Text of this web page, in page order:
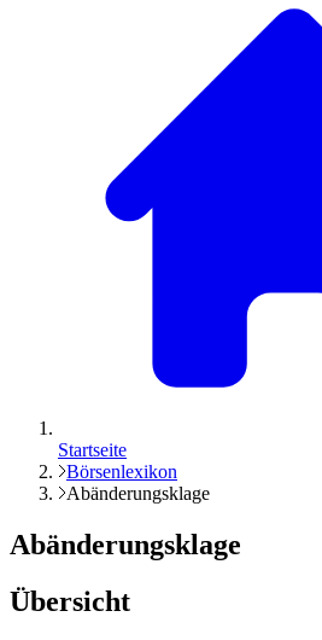
Startseite
Börsenlexikon
Abänderungsklage
Abänderungsklage
Übersicht